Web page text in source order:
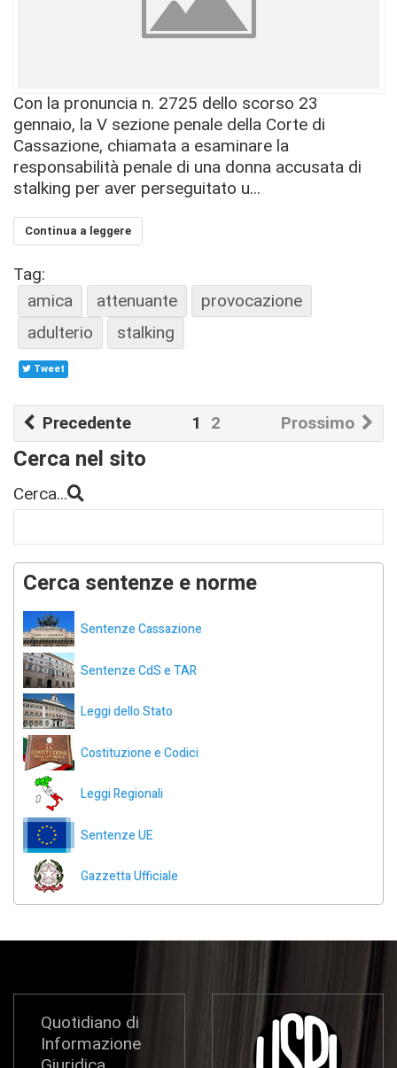
Con la pronuncia n. 2725 dello scorso 23
gennaio, la V sezione penale della Corte di
Cassazione, chiamata a esaminare la
responsabilità penale di una donna accusata di
stalking per aver perseguitato u...
Continua a leggere
Tag:
amica
attenuante
provocazione
adulterio
stalking
Tweet
Precedente Prossimo
1 2
Cerca nel sito
Cerca...
Cerca sentenze e norme
Sentenze Cassazione
Sentenze CdS e TAR
Leggi dello Stato
Costituzione e Codici
Leggi Regionali
Sentenze UE
Gazzetta Ufficiale
Quotidiano di
Informazione